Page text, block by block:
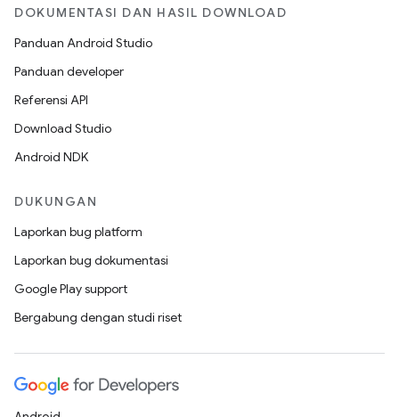
DOKUMENTASI DAN HASIL DOWNLOAD
Panduan Android Studio
Panduan developer
Referensi API
Download Studio
Android NDK
DUKUNGAN
Laporkan bug platform
Laporkan bug dokumentasi
Google Play support
Bergabung dengan studi riset